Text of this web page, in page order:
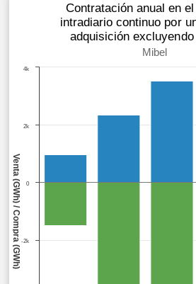
Venta (GWh) / Compra (GWh)
Contratación anual en
intradiario continuo por
adquisición excluyendo
Mibel
-2k
0
2k
4k